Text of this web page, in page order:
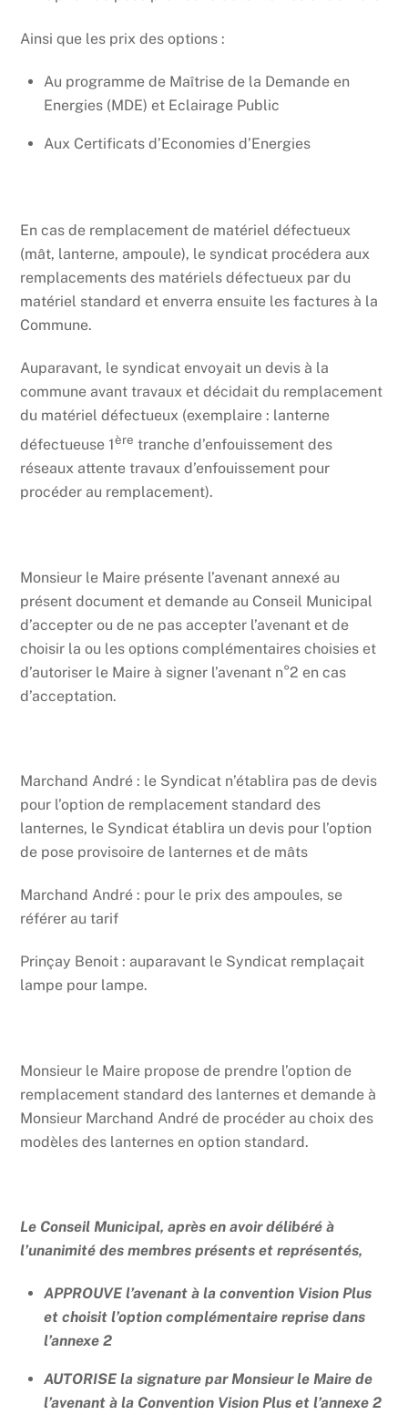
Ainsi que les prix des options :
Au programme de Maîtrise de la Demande en
Energies (MDE) et Eclairage Public
Aux Certificats d’Economies d’Energies
En cas de remplacement de matériel défectueux
(mât, lanterne, ampoule), le syndicat procédera aux
remplacements des matériels défectueux par du
matériel standard et enverra ensuite les factures à la
Commune.
Auparavant, le syndicat envoyait un devis à la
commune avant travaux et décidait du remplacement
du matériel défectueux (exemplaire : lanterne
défectueuse 1ère tranche d’enfouissement des
réseaux attente travaux d’enfouissement pour
procéder au remplacement).
Monsieur le Maire présente l’avenant annexé au
présent document et demande au Conseil Municipal
d’accepter ou de ne pas accepter l’avenant et de
choisir la ou les options complémentaires choisies et
d’autoriser le Maire à signer l’avenant n°2 en cas
d’acceptation.
Marchand André : le Syndicat n’établira pas de devis
pour l’option de remplacement standard des
lanternes, le Syndicat établira un devis pour l’option
de pose provisoire de lanternes et de mâts
Marchand André : pour le prix des ampoules, se
référer au tarif
Prinçay Benoit : auparavant le Syndicat remplaçait
lampe pour lampe.
Monsieur le Maire propose de prendre l’option de
remplacement standard des lanternes et demande à
Monsieur Marchand André de procéder au choix des
modèles des lanternes en option standard.
Le Conseil Municipal, après en avoir délibéré à
l’unanimité des membres présents et représentés,
APPROUVE l’avenant à la convention Vision Plus
et choisit l’option complémentaire reprise dans
l’annexe 2
AUTORISE la signature par Monsieur le Maire de
l’avenant à la Convention Vision Plus et l’annexe 2